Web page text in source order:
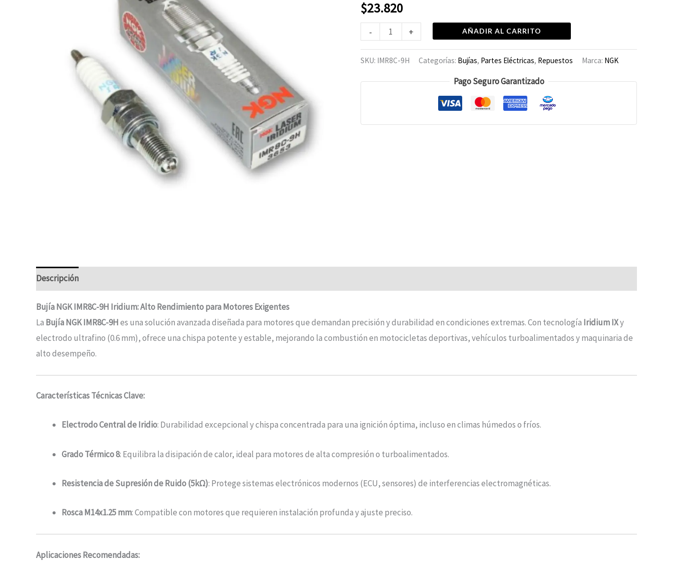
$23.820
- + AÑADIR AL CARRITO
SKU: IMR8C-9H Categorías: Bujías, Partes Eléctricas, Repuestos Marca: NGK
Pago Seguro Garantizado
Descripción
Bujía NGK IMR8C-9H Iridium: Alto Rendimiento para Motores Exigentes
La Bujía NGK IMR8C-9Hes una solución avanzada diseñada para motores que demandan precisión y durabilidad en condiciones extremas. Con tecnología Iridium IXy
electrodo ultrafino (0.6 mm), ofrece una chispa potente y estable, mejorando la combustión en motocicletas deportivas, vehículos turboalimentados y maquinaria de
alto desempeño.
Características Técnicas Clave:
Electrodo Central de Iridio: Durabilidad excepcional y chispa concentrada para una ignición óptima, incluso en climas húmedos o fríos.
Grado Térmico 8: Equilibra la disipación de calor, ideal para motores de alta compresión o turboalimentados.
Resistencia de Supresión de Ruido (5kΩ): Protege sistemas electrónicos modernos (ECU, sensores) de interferencias electromagnéticas.
Rosca M14x1.25 mm: Compatible con motores que requieren instalación profunda y ajuste preciso.
Aplicaciones Recomendadas: